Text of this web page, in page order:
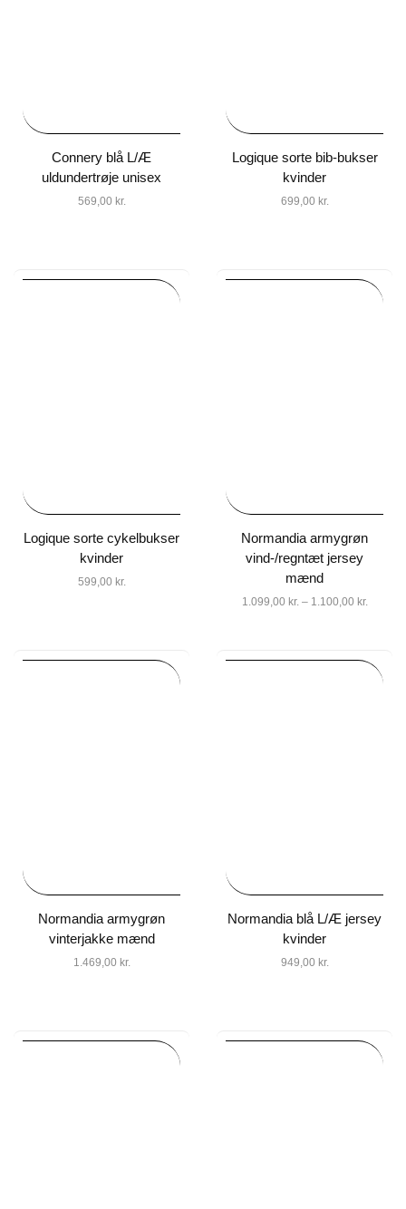
Connery blå L/Æ
uldundertrøje unisex
569,00 kr.
Logique sorte bib-bukser
kvinder
699,00 kr.
Logique sorte cykelbukser
kvinder
599,00 kr.
Normandia armygrøn
vind-/regntæt jersey
mænd
1.099,00 kr. – 1.100,00 kr.
Normandia armygrøn
vinterjakke mænd
1.469,00 kr.
Normandia blå L/Æ jersey
kvinder
949,00 kr.